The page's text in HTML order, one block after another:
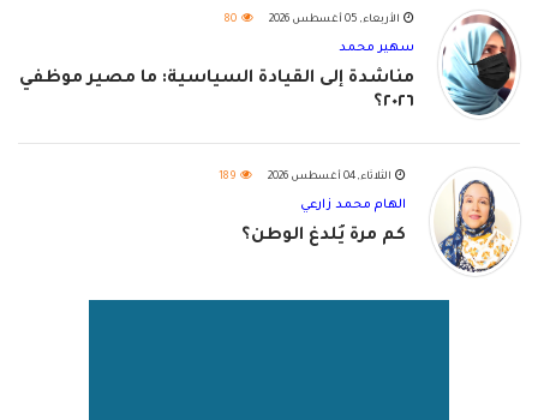
الأربعاء, 05 أغسطس 2026 80
سهير محمد
مناشدة إلى القيادة السياسية: ما مصير موظفي
٢٠٢٦؟
الثلاثاء, 04 أغسطس 2026 189
الهام محمد زارعي
كم مرة يُلدغ الوطن؟